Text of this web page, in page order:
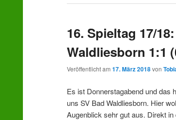
16. Spieltag 17/
Waldliesborn 1:1
Veröffentlicht am17. März 2018von
Es ist Donnerstagabend und das
uns SV Bad Waldliesborn. Hier
Augenblick sehr gut aus. Direkt